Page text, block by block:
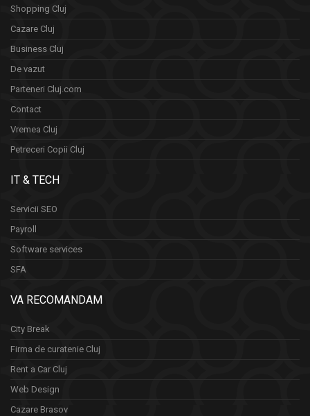
Shopping Cluj
Cazare Cluj
Business Cluj
De vazut
Parteneri Cluj.com
Contact
Vremea Cluj
Petreceri Copii Cluj
IT & TECH
Servicii SEO
Payroll
Software services
SFA
VA RECOMANDAM
City Break
Firma de curatenie Cluj
Rent a Car Cluj
Web Design
Cazare Brasov